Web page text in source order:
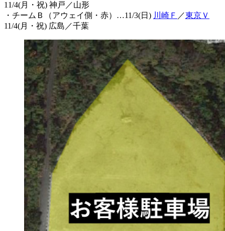
11/4(月・祝) 神戸／山形
・チームＢ（アウェイ側・赤）…11/3(日) 川崎Ｆ ／東京Ｖ
11/4(月・祝) 広島／千葉